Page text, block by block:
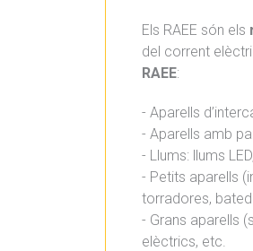
Els RAEE són els
del corrent
RAEE:
- Aparells
- Aparells amb
- Llums: llums
- Petits aparells
torradores,
- Grans aparells
elèctrics, etc.